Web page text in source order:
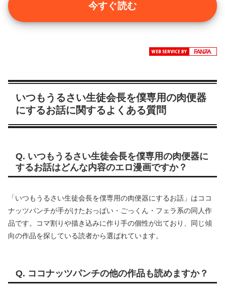
今すぐ読む
いつもうるさい生徒会長を僕専用の肉便器
にするお話に関するよくある質問
Q. いつもうるさい生徒会長を僕専用の肉便器に
するお話はどんな内容のエロ漫画ですか？
「いつもうるさい生徒会長を僕専用の肉便器にするお話」はココ
ナッツパンチが手がけたおっぱい・ごっくん・フェラ系の同人作
品です。コマ割りや描き込みに作り手の個性が出ており、同じ傾
向の作品を探している読者から選ばれています。
Q. ココナッツパンチの他の作品も読めますか？